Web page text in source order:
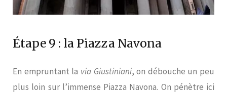
Étape 9 : la Piazza Navona
En empruntant la via Giustiniani, on débouche un peu
plus loin sur l’immense Piazza Navona. On pénètre ici